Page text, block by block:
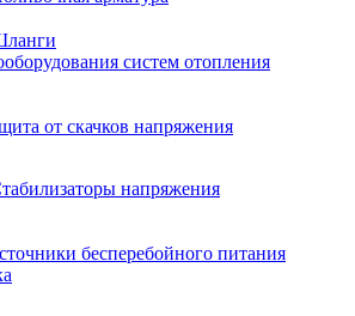
систем отопления
от скачков напряжения
напряжения
бесперебойного питания